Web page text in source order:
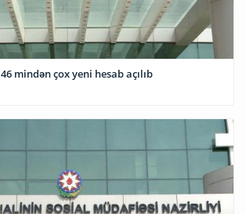
mindən çox yeni hesab açılıb